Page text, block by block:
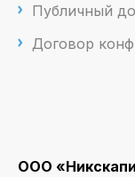
Публичный
Договор
ООО